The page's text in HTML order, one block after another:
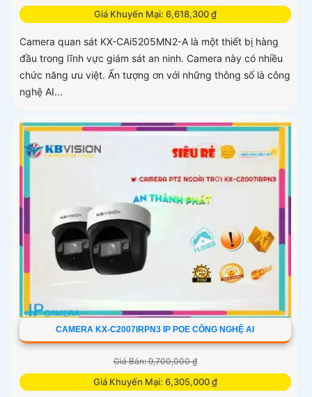
Giá Khuyến Mại: 6,618,300 ₫
Camera quan sát KX-CAi5205MN2-A là một thiết bị hàng
đầu trong lĩnh vực giám sát an ninh. Camera này có nhiều
chức năng ưu việt. Ấn tượng ơn với những thông số là công
nghệ AI...
CAMERA KX-C2007IRPN3 IP POE CÔNG NGHỆ AI
Giá Bán: 9,700,000 ₫
Giá Khuyến Mại: 6,305,000 ₫